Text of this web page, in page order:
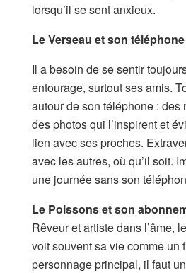
lorsqu’il se sent anxieux.
Le Verseau et son
Il a besoin de se sentir
entourage, surtout ses amis.
autour de son téléphone : des
des photos qui l’inspirent et
lien avec ses proches.
avec les autres, où qu’il soit.
une journée sans son
Le Poissons et son
Rêveur et artiste dans l’âme,
voit souvent sa vie comme un
personnage principal, il faut